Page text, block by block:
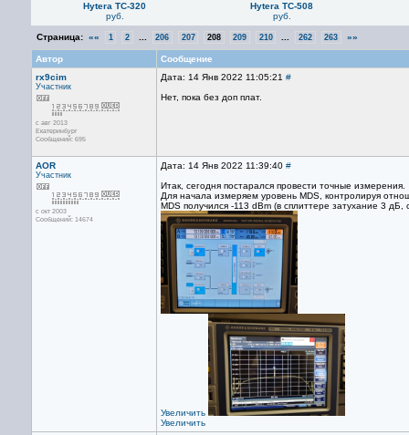
Hytera TC-320
руб.
Hytera TC-508
руб.
Страница: «« 1 2 206 207 208 209 210 262 263 »»
Автор
Сообщение
rx9cim
Участник
с авг 2013
Екатеринбург
Сообщений: 695
Дата: 14 Янв 2022 11:05:21 #
Нет, пока без доп плат.
AOR
Участник
с окт 2003
Сообщений: 14674
Дата: 14 Янв 2022 11:39:40 #
Итак, сегодня постарался провести точные измерения.
Для начала измеряем уровень MDS, контролируя
MDS получился -113 dBm (в сплиттере затухание 3
Увеличить
Увеличить